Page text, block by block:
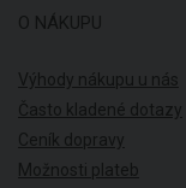
O NÁKUPU
Výhody nákupu u nás
Často kladené dotazy
Ceník dopravy
Možnosti plateb